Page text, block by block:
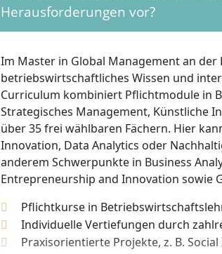
quantitativen Vorkenntnisse durch
Für die Bewerbung solltest du
Lernbereitschaft und die Fähigkeit zur
mitbringen. Eigeninitiative,
das Programm stark interaktiv und
interkulturelle Erfahrungen sowie
Übernahme gesellschaftlicher
Herausforderungen vor?
Im Master in Global Management an
betriebswirtschaftliches Wissen und
Curriculum kombiniert Pflichtmodule in
Strategisches Management, Künstliche
über 35 frei wählbaren Fächern. Hier
Innovation, Data Analytics oder
anderem Schwerpunkte in Business
Entrepreneurship and Innovation sowie
Pflichtkurse in
Individuelle Vertiefungen durch
Praxisorientierte Projekte, z. B.